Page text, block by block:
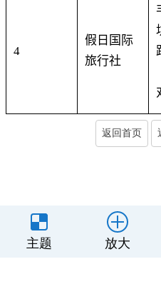
4
假日 国际
旅行社
返回首页
主办单位：丰顺
制作维护：丰顺县
主题 放大